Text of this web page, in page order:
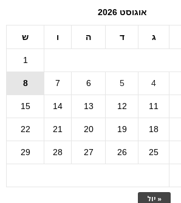
אוגוסט 2026
ג ד ה ו ש
« יול
1
4
5
6
7
8
11
12
13
14
15
18
19
20
21
22
25
26
27
28
29